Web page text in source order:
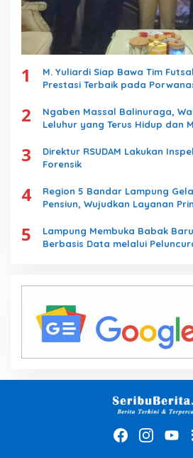
1
M. Yuliardi Siap Bawa Tim
Prestasi Terbaik pada
2
Ngaben Massal Balinuraga,
Leluhur yang Terus Hidup dan
3
Direktur RSUDAM Lakukan
Forensik
4
Region 5 Bandar Lampung
Pensiun, Wujudkan Layanan
5
Lampung Membuka Babak
Berbasis Data melalui